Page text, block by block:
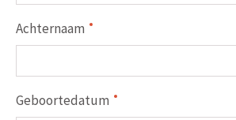
Achternaam
Geboortedatum